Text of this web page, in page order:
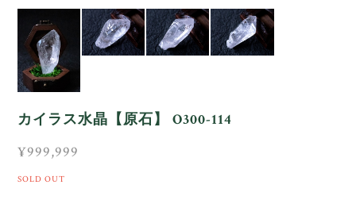
カイラス水晶【原石】 O300-114
¥999,999
SOLD OUT